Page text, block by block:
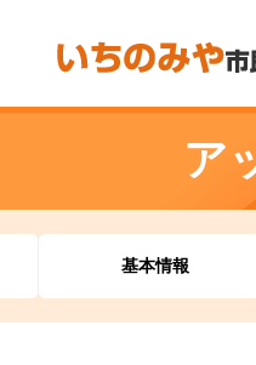
ア
基本情報